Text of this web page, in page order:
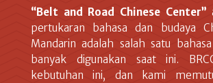
“Belt and Road Chinese Center”
pertukaran bahasa dan budaya
Mandarin adalah salah satu
banyak digunakan saat ini.
kebutuhan ini, dan kami